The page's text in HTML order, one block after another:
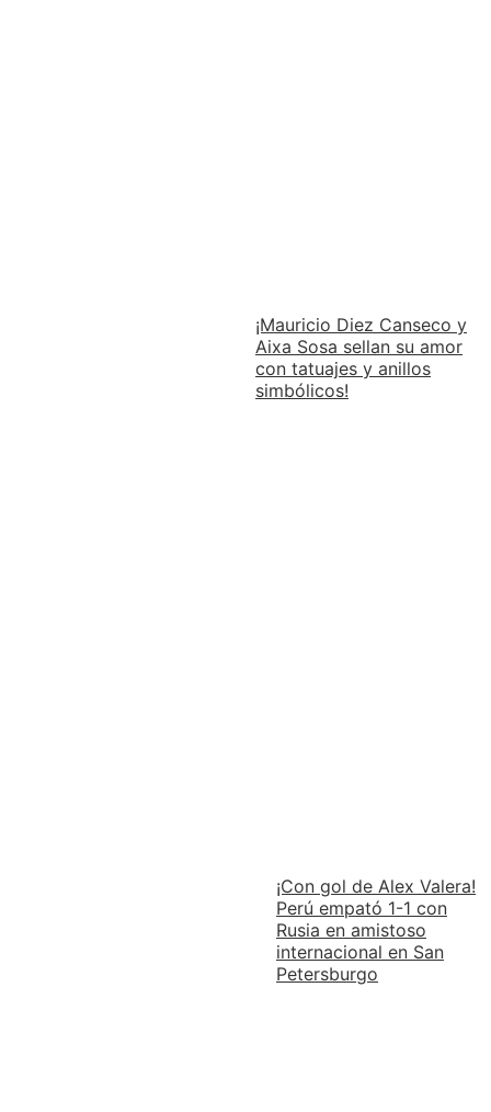
¡Mauricio Diez Canseco y
Aixa Sosa sellan su amor
con tatuajes y anillos
simbólicos!
¡Con gol de Alex Valera!
Perú empató 1-1 con
Rusia en amistoso
internacional en San
Petersburgo